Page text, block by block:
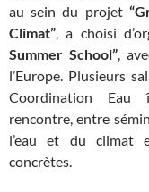
au sein du projet
Climat”, a choisi
Summer School”,
l’Europe. Plusieurs
Coordination Eau
rencontre, entre
l’eau et du climat
concrètes.